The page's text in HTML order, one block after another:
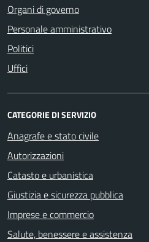
Organi di governo
Personale amministrativo
Politici
Uffici
CATEGORIE DI SERVIZIO
Anagrafe e stato civile
Autorizzazioni
Catasto e urbanistica
Giustizia e sicurezza pubblica
Imprese e commercio
Salute, benessere e assistenza